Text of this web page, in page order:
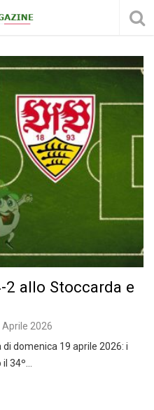
2 allo Stoccarda e
Aprile 2026
domenica 19 aprile 2026: i
34º…